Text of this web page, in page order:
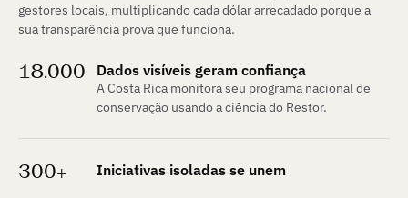
gestores locais, multiplicando cada dólar arrecadado porque a
sua transparência prova que funciona.
18.000 Dados visíveis geram confiança
A Costa Rica monitora seu programa nacional de
conservação usando a ciência do Restor.
300+ Iniciativas isoladas se unem